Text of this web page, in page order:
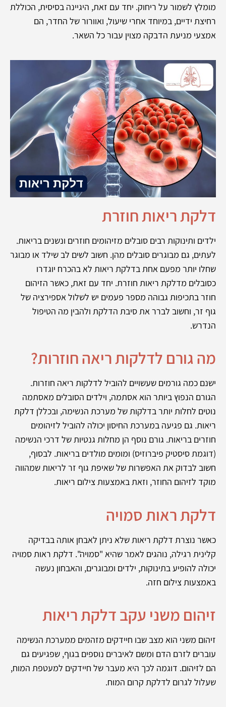
מומלץ לשמור על ריחוק. יחד עם זאת, היגיינה בסיסית, הכוללת
רחיצת ידיים, במיוחד אחרי שיעול, ואוורור של החדר, הם
אמצעי מניעת הדבקה מצוין עבור כל השאר.
דלקת ריאות חוזרת
ילדים ותינוקות רבים סובלים מזיהומים חוזרים ונשנים בריאות.
לעתים, גם מבוגרים סובלים מהן. חשוב לשים לב שילד או מבוגר
שחלו יותר מפעם אחת בדלקת ריאות לא בהכרח יוגדרו
כסובלים מדלקת ריאות חוזרת. יחד עם זאת, כאשר הזיהום
חוזר בתכיפות גבוהה מספר פעמים יש לשלול אספירציה של
גוף זר, וחשוב לברר את סיבת הדלקת ולהבין מה הטיפול
הנדרש.
מה גורם לדלקות ריאה חוזרות?
ישנם כמה גורמים שעשויים להוביל לדלקות ריאה חוזרות.
הגורם הנפוץ ביותר הוא אסתמה, וילדים הסובלים מאסתמה
נוטים לחלות יותר בדלקות של מערכת הנשימה, ובכללן דלקת
ריאות. גם פגיעה במערכת החיסון יכולה להוביל לזיהומים
חוזרים בריאות. גורם נוסף הן מחלות גנטיות של דרכי הנשימה
(דוגמת סיסטיק פיברוזיס) ומומים מולדים בריאות. לבסוף,
חשוב לבדוק את האפשרות של שאיפת גוף זר לריאות שמהווה
מוקד לזיהום החוזר, וזאת באמצעות צילום ריאות.
דלקת ראות סמויה
כאשר נוצרת דלקת ריאות שלא ניתן לאבחן אותה בבדיקה
קלינית רגילה, נוהגים לאמר שהיא "סמויה". דלקת ראות סמויה
יכולה להופיע בתינוקות, ילדים ומבוגרים, והאבחון נעשה
באמצעות צילום חזה.
זיהום משני עקב דלקת ריאות
זיהום משני הוא מצב שבו חיידקים מזהמים ממערכת הנשימה
עוברים לזרם הדם ומשם לאיברים נוספים בגוף, שפגיעים גם
הם לזיהום. דוגמה לכך היא מעבר של חיידקים למעטפת המוח,
שעלול לגרום לדלקת קרום המוח.